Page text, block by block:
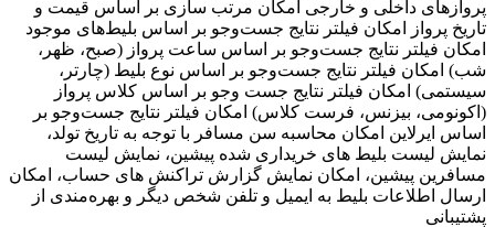
پروازهای داخلی و خارجی امکان مرتب‌ سازی بر اساس قیمت و
تاریخ پرواز امکان فیلتر نتایج جست‌وجو بر اساس بلیط‌های موجود
امکان فیلتر نتایج جست‌وجو بر اساس ساعت پرواز (صبح، ظهر،
شب) امکان فیلتر نتایج جست‌وجو بر اساس نوع بلیط (چارتر،
سیستمی) امکان فیلتر نتایج جست ‌وجو بر اساس کلاس پرواز
(اکونومی، بیزنس، فرست کلاس) امکان فیلتر نتایج جست‌وجو بر
اساس ایرلاین امکان محاسبه سن مسافر با توجه به تاریخ تولد،
نمایش لیست بلیط های خریداری شده پیشین، نمایش لیست
مسافرین پیشین، امکان نمایش گزارش تراکنش های حساب، امکان
ارسال اطلاعات بلیط به ایمیل و تلفن شخص دیگر و بهره‌مندی از
پشتیبانی